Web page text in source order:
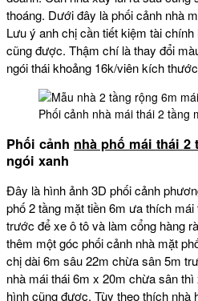
thoáng. Dưới đây là phối cảnh nhà
Lưu ý anh chị cần tiết kiệm tài
cũng được. Thậm chí là thay đổi
ngói thái khoảng 16k/viên kích
Phối cảnh nhà mái thái 2 tầng
Phối cảnh nhà phố mái thái 2
ngói xanh
Đây là hình ảnh 3D phối cảnh
phố 2 tầng mặt tiền 6m ưa thích
trước để xe ô tô và làm cổng hàng
thêm một góc phối cảnh nhà mặt
chị dài 6m sâu 22m chừa sân 5m
nhà mái thái 6m x 20m chừa sân
hình cũng được. Tùy theo thích nhà